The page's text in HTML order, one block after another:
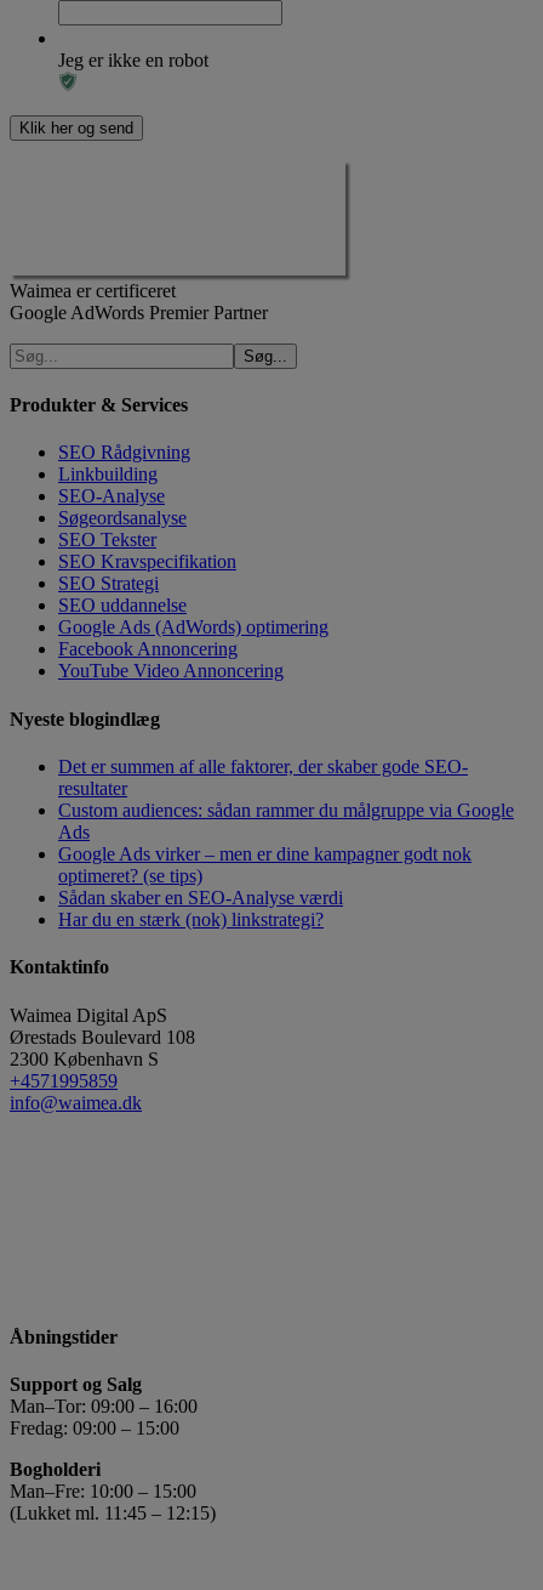
Jeg er ikke en robot
Waimea er certificeret
Google AdWords Premier Partner
Produkter & Services
SEO Rådgivning
Linkbuilding
SEO-Analyse
Søgeordsanalyse
SEO Tekster
SEO Kravspecifikation
SEO Strategi
SEO uddannelse
Google Ads (AdWords) optimering
Facebook Annoncering
YouTube Video Annoncering
Nyeste blogindlæg
Det er summen af alle faktorer, der skaber gode SEO-
resultater
Custom audiences: sådan rammer du målgruppe via Google
Ads
Google Ads virker – men er dine kampagner godt nok
optimeret? (se tips)
Sådan skaber en SEO-Analyse værdi
Har du en stærk (nok) linkstrategi?
Kontaktinfo
Waimea Digital ApS
Ørestads Boulevard 108
2300 København S
+4571995859
info@waimea.dk
Åbningstider
Support og Salg
Man–Tor: 09:00 – 16:00
Fredag: 09:00 – 15:00
Bogholderi
Man–Fre: 10:00 – 15:00
(Lukket ml. 11:45 – 12:15)